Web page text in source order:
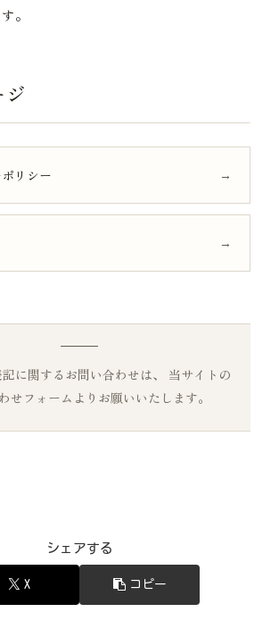
。
リシー
に関するお問い合わせは、 当サイトの
せフォームよりお願いいたします。
シェアする
X コピー